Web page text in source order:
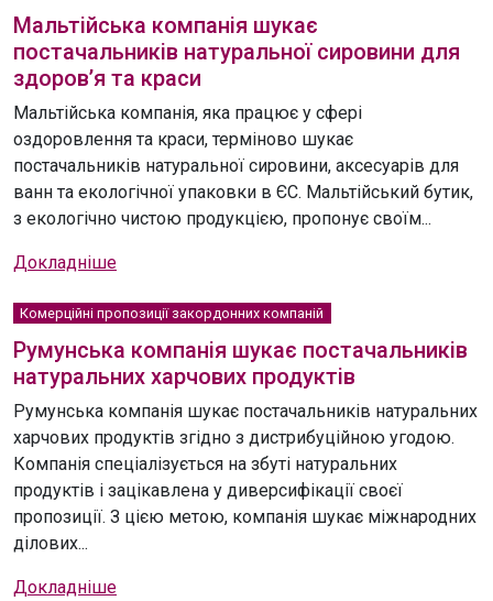
Мальтійська компанія шукає
постачальників натуральної сировини для
здоров’я та краси
Мальтійська компанія, яка працює у сфері
оздоровлення та краси, терміново шукає
постачальників натуральної сировини, аксесуарів для
ванн та екологічної упаковки в ЄС. Мальтійський бутик,
з екологічно чистою продукцією, пропонує своїм...
Докладніше
Комерційні пропозиції закордонних компаній
Румунська компанія шукає постачальників
натуральних харчових продуктів
Румунська компанія шукає постачальників натуральних
харчових продуктів згідно з дистрибуційною угодою.
Компанія спеціалізується на збуті натуральних
продуктів і зацікавлена ​​у диверсифікації своєї
пропозиції. З цією метою, компанія шукає міжнародних
ділових...
Докладніше